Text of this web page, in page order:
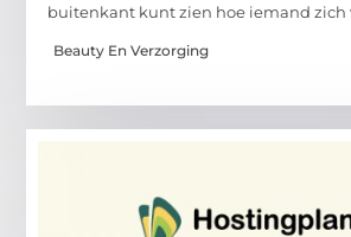
buitenkant kunt zien hoe iemand zich
Beauty En Verzorging